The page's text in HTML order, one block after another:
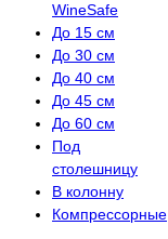
WineSafe
До 15 см
До 30 см
До 40 см
До 45 см
До 60 см
Под
столешницу
В колонну
Компрессорные